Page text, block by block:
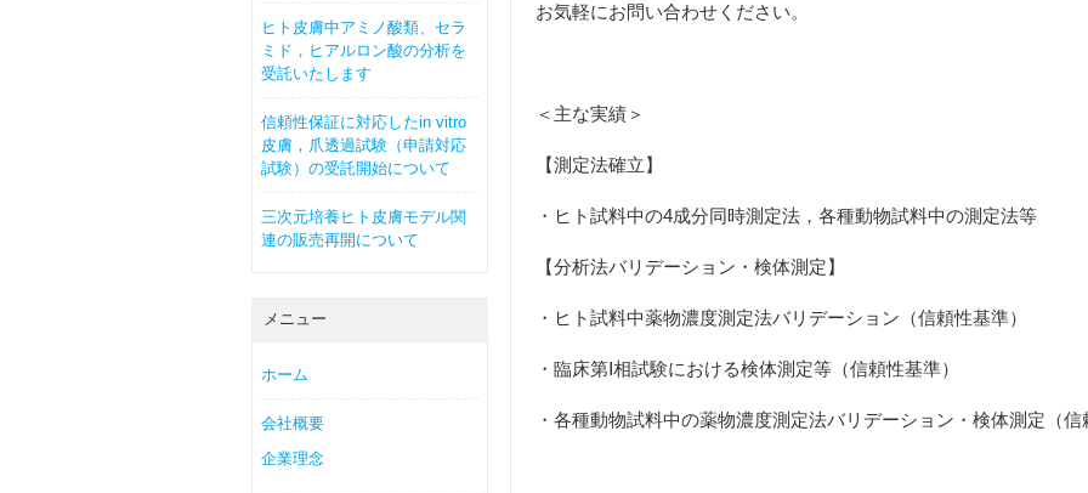
お気軽にお問い合わせください。
＜主な実績＞
【測定法確立】
・ヒト試料中の4成分同時測定法，各種動物試料中の測定法等
【分析法バリデーション・検体測定】
・ヒト試料中薬物濃度測定法バリデーション（信頼性基準）
・臨床第Ⅰ相試験における検体測定等（信頼性基準）
・各種動物試料中の薬物濃度測定法バリデーション・検体測定（信
ヒト皮膚中アミノ酸類、セラ
ミド，ヒアルロン酸の分析を
受託いたします
信頼性保証に対応したin vitro
皮膚，爪透過試験（申請対応
試験）の受託開始について
三次元培養ヒト皮膚モデル関
連の販売再開について
メニュー
ホーム
会社概要
企業理念